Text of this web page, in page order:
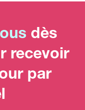
dès
recevoir
par